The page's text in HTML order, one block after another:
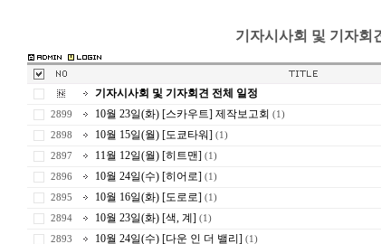
기자시사회 및 기자회
기자시사회 및 기자회견 전체 일정
2899 10월 23일(화) [스카우트] 제작보고회 (1)
2898 10월 15일(월) [도쿄타워] (1)
2897 11월 12일(월) [히트맨] (1)
2896 10월 24일(수) [히어로] (1)
2895 10월 16일(화) [도로로] (1)
2894 10월 23일(화) [색, 계] (1)
2893 10월 24일(수) [다운 인 더 밸리] (1)